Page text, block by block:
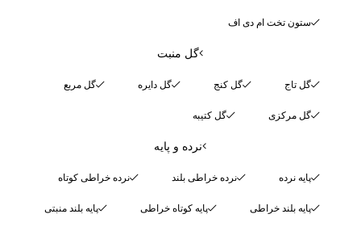
ستون تخت ام دی اف
گل منبت
گل تاج گل کنج گل دایره گل مربع
گل مرکزی گل کتیبه
نرده و پایه
پایه نرده نرده خراطی بلند نرده خراطی کوتاه
پایه بلند خراطی پایه کوتاه خراطی پایه بلند منبتی